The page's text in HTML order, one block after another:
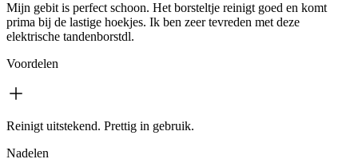
Mijn gebit is perfect schoon. Het borsteltje reinigt goed en komt
prima bij de lastige hoekjes. Ik ben zeer tevreden met deze
elektrische tandenborstdl.
Voordelen
Reinigt uitstekend. Prettig in gebruik.
Nadelen